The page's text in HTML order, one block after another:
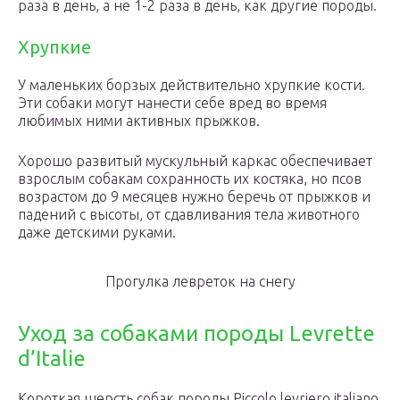
раза в день, а не 1-2 раза в день, как другие породы.
Хрупкие
У маленьких борзых действительно хрупкие кости.
Эти собаки могут нанести себе вред во время
любимых ними активных прыжков.
Хорошо развитый мускульный каркас обеспечивает
взрослым собакам сохранность их костяка, но псов
возрастом до 9 месяцев нужно беречь от прыжков и
падений с высоты, от сдавливания тела животного
даже детскими руками.
Прогулка левреток на снегу
Уход за собаками породы Levrette
d’Italie